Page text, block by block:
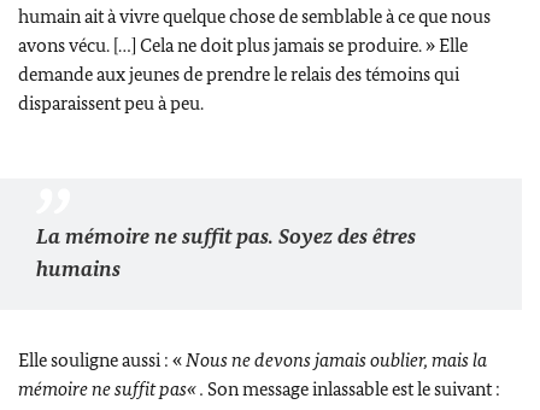
humain ait à vivre quelque chose de semblable à ce que nous
avons vécu. […] Cela ne doit plus jamais se produire. » Elle
demande aux jeunes de prendre le relais des témoins qui
disparaissent peu à peu.
La mémoire ne suffit pas. Soyez des êtres
humains
Elle souligne aussi : « Nous ne devons jamais oublier, mais la
mémoire ne suffit pas« . Son message inlassable est le suivant :